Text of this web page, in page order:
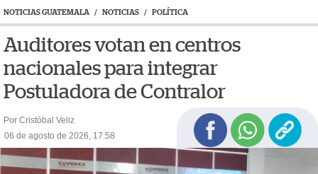
NOTICIAS GUATEMALA / NOTICIAS / POLÍTICA
Auditores votan en centros
nacionales para integrar
Postuladora de Contralor
Por Cristóbal Veliz
06 de agosto de 2026, 17:58